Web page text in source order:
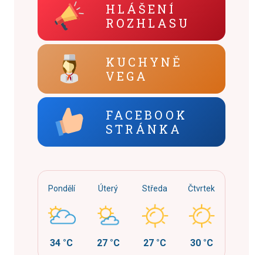
HLÁŠENÍ
ROZHLASU
KUCHYNĚ
VEGA
FACEBOOK
STRÁNKA
Pondělí
34 °C
Úterý
27 °C
Středa
27 °C
Čtvrtek
30 °C